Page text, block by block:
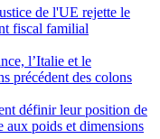
de l'UE rejette le
fiscal familial
l’Italie et le
précédent des colons
définir leur position de
aux poids et dimensions